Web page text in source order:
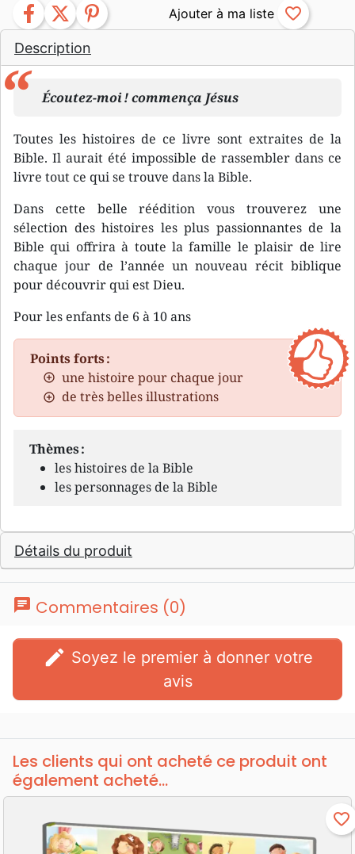
Description
Écoutez-moi ! commença Jésus
Toutes les histoires de ce livre sont extraites de la
Bible. Il aurait été impossible de rassembler dans ce
livre tout ce qui se trouve dans la Bible.
Dans cette belle réédition vous trouverez une
sélection des histoires les plus passionnantes de la
Bible qui offrira à toute la famille le plaisir de lire
chaque jour de l’année un nouveau récit biblique
pour découvrir qui est Dieu.
Pour les enfants de 6 à 10 ans
Points forts :
une histoire pour chaque jour
de très belles illustrations
Thèmes :
les histoires de la Bible
les personnages de la Bible
Détails du produit
facebook twitter pinterest favorite_border
chat Commentaires (0)
edit
avis
Les clients qui ont acheté ce produit ont
également acheté...
favorite_border